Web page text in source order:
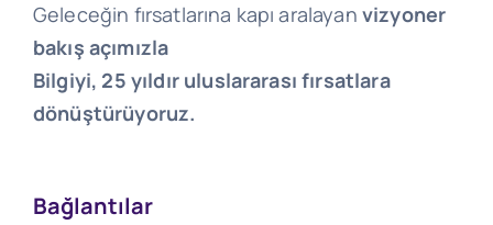
Geleceğin fırsatlarına kapı aralayan vizyoner
bakış açımızla
Bilgiyi, 25 yıldır uluslararası fırsatlara
dönüştürüyoruz.
Bağlantılar